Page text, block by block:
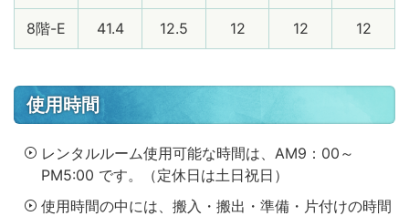
8階-E 41.4 12.5 12 12 12
使用時間
レンタルルーム使用可能な時間は、AM9：00～
PM5:00 です。（定休日は土日祝日）
使用時間の中には、搬入・搬出・準備・片付けの時間